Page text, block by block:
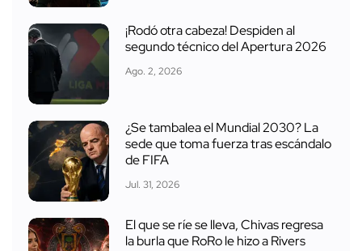
¡Rodó otra cabeza! Despiden al
segundo técnico del Apertura 2026
Ago. 2, 2026
¿Se tambalea el Mundial 2030? La
sede que toma fuerza tras escándalo
de FIFA
Jul. 31, 2026
El que se ríe se lleva, Chivas regresa
la burla que RoRo le hizo a Rivers